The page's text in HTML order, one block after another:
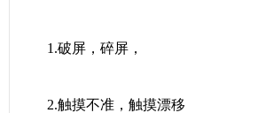
1.破屏，碎屏，
2.触摸不准，触摸漂移